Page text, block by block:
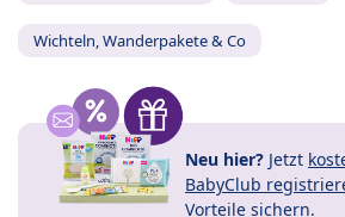
Wichteln, Wanderpakete & Co
Neu hier? Jetzt
BabyClub
Vorteile sichern.